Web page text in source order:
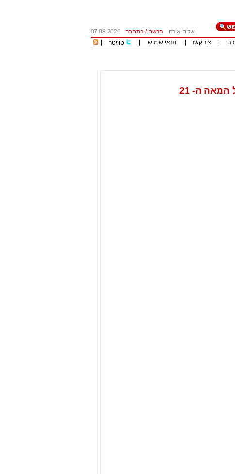
שלום אורח הרשם / התחבר
07.08.2026
צור קשר תנאי שימוש טוויטר
ה- 21